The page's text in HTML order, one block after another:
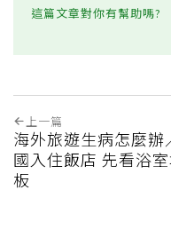
這篇文章對你有幫助嗎?
上一篇
海外旅遊生病怎麼辦
國入住飯店 先看浴
板